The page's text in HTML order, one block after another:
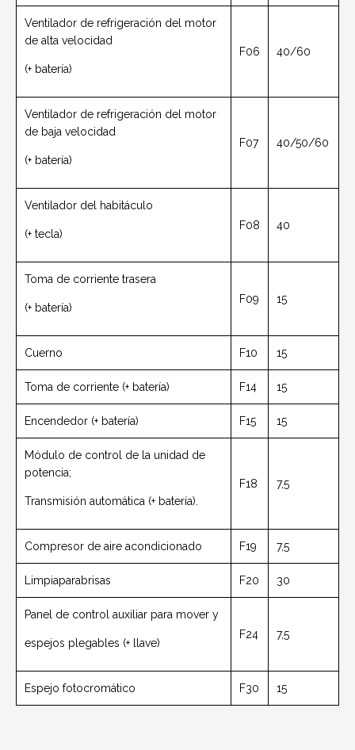
Ventilador de refrigeración del motor
de alta velocidad
(+ batería)
F06 40/60
Ventilador de refrigeración del motor
de baja velocidad
(+ batería)
F07 40/50/60
Ventilador del habitáculo
(+ tecla)
F08 40
Toma de corriente trasera
(+ batería)
F09 15
Cuerno F10 15
Toma de corriente (+ batería) F14 15
Encendedor (+ batería) F15 15
Módulo de control de la unidad de
potencia;
Transmisión automática (+ batería).
F18 7,5
Compresor de aire acondicionado F19 7,5
Limpiaparabrisas F20 30
Panel de control auxiliar para mover y
espejos plegables (+ llave)
F24 7,5
Espejo fotocromático F30 15